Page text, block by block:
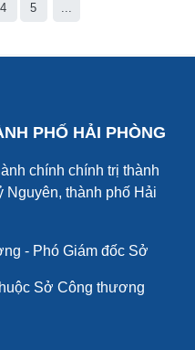
4 5 ...
PHỐ HẢI PHÒNG
chính chính trị thành
thành phố Hải
- Phó Giám đốc Sở
Sở Công thương